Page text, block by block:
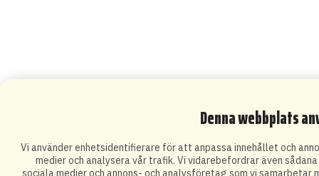
Denna webbplats
Vi använder enhetsidentifierare för att anpassa innehållet och
medier och analysera vår trafik. Vi vidarebefordrar även
sociala medier och annons- och analysföretag som vi samarbetar